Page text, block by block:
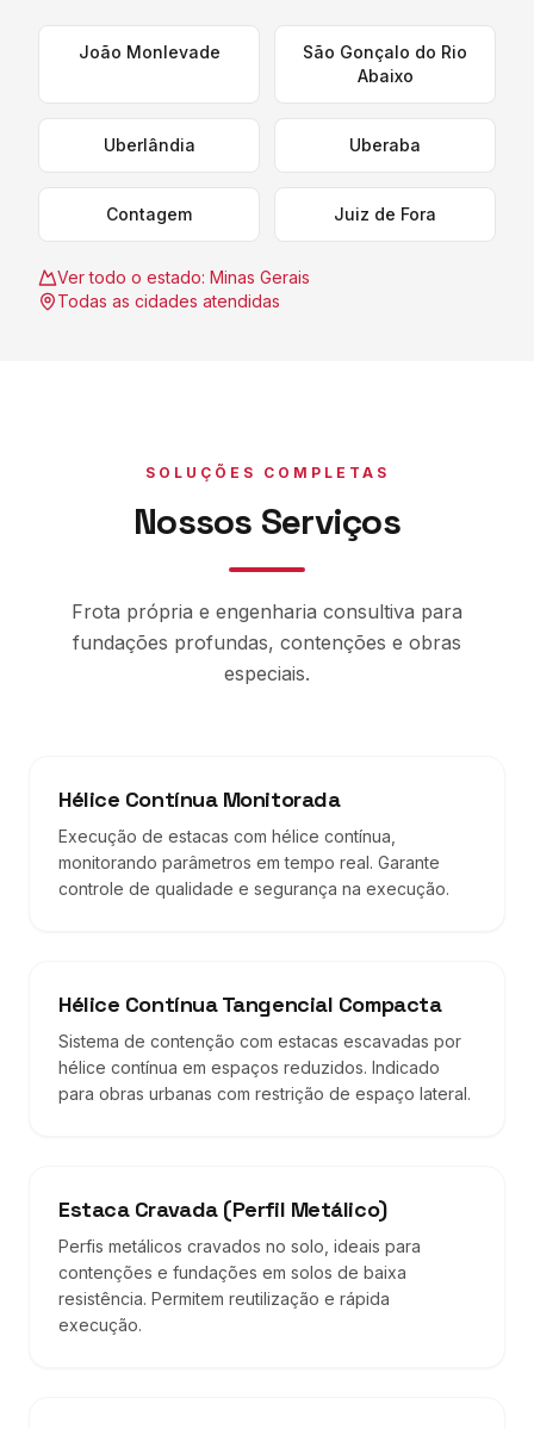
João Monlevade
São Gonçalo do Rio
Abaixo
Uberlândia Uberaba
Contagem Juiz de Fora
Ver todo o estado: Minas Gerais
Todas as cidades atendidas
SOLUÇÕES COMPLETAS
Nossos Serviços
Frota própria e engenharia consultiva para
fundações profundas, contenções e obras
especiais.
Hélice Contínua Monitorada
Execução de estacas com hélice contínua,
monitorando parâmetros em tempo real. Garante
controle de qualidade e segurança na execução.
Hélice Contínua Tangencial Compacta
Sistema de contenção com estacas escavadas por
hélice contínua em espaços reduzidos. Indicado
para obras urbanas com restrição de espaço lateral.
Estaca Cravada (Perfil Metálico)
Perfis metálicos cravados no solo, ideais para
contenções e fundações em solos de baixa
resistência. Permitem reutilização e rápida
execução.